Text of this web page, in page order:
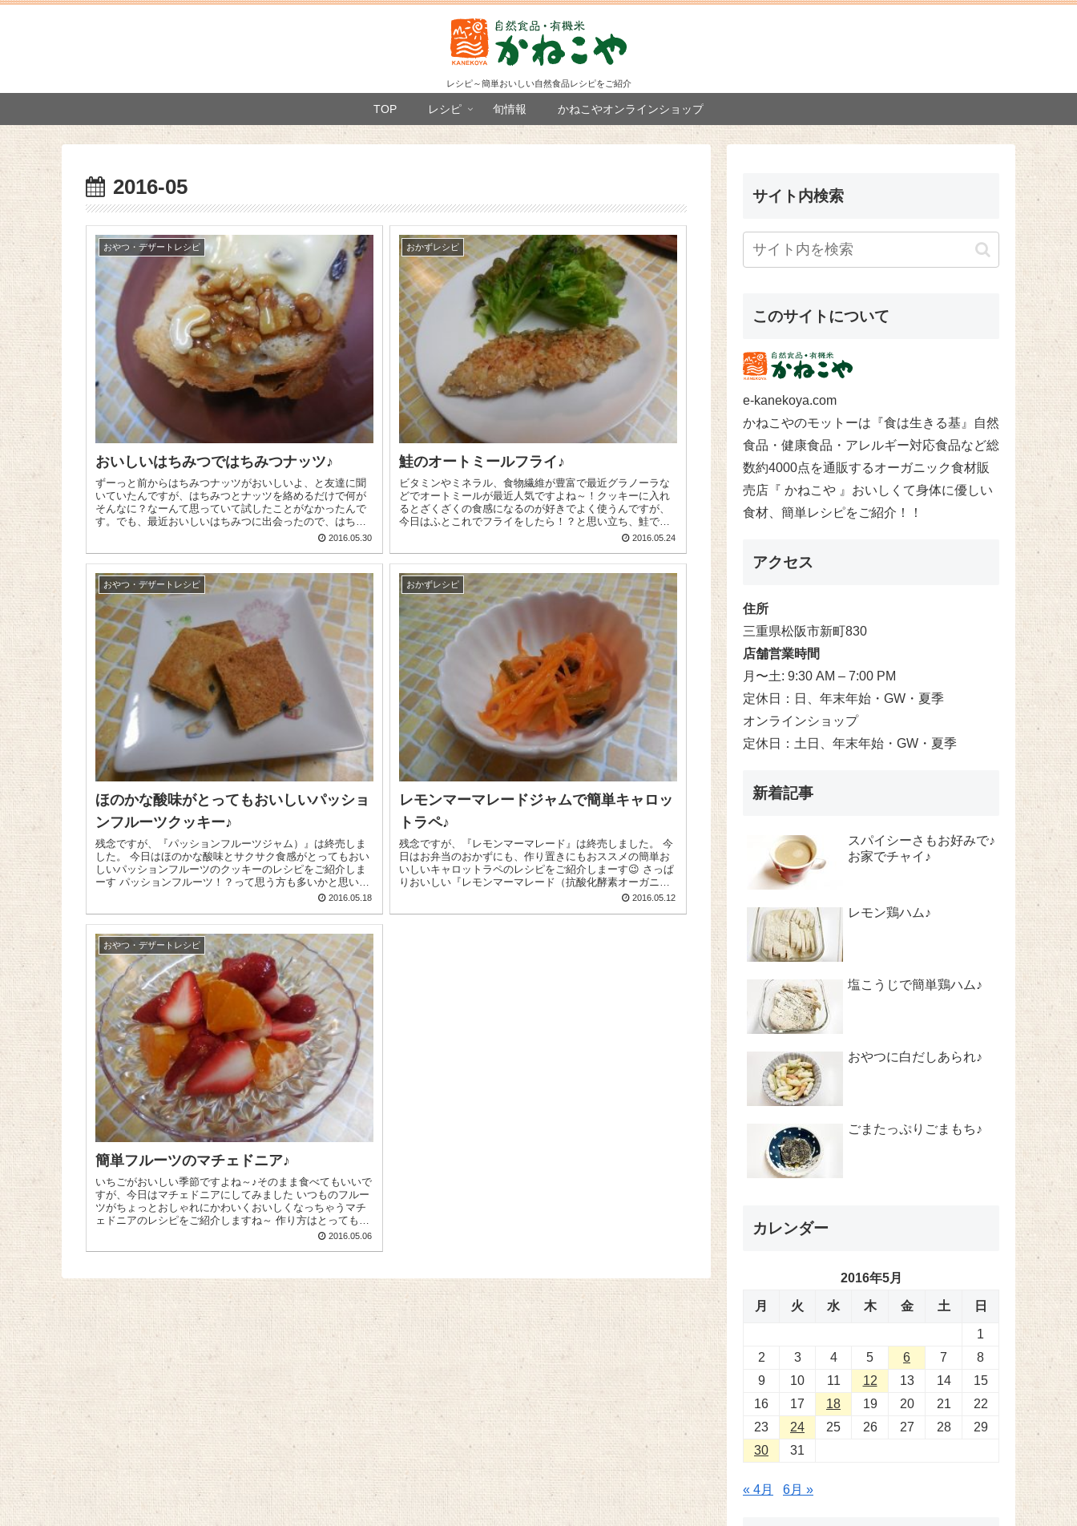
レシピ～簡単おいしい自然食品レシピをご紹介
TOP レシピ 旬情報 かねこやオンラインショップ
2016-05
おやつ・デザートレシピ
おいしいはちみつではちみつナッツ♪
ずーっと前からはちみつナッツがおいしいよ、と友達に聞
いていたんですが、はちみつとナッツを絡めるだけで何が
そんなに？なーんて思っていて試したことがなかったんで
す。でも、最近おいしいはちみつに出会ったので、はちみ
2016.05.30
おかずレシピ
鮭のオートミールフライ♪
ビタミンやミネラル、食物繊維が豊富で最近グラノーラな
どでオートミールが最近人気ですよね～！クッキーに入れ
るとざくざくの食感になるのが好きでよく使うんですが、
今日はふとこれでフライをしたら！？と思い立ち、鮭でオ
2016.05.24
おやつ・デザートレシピ
ほのかな酸味がとってもおいしいパッショ
ンフルーツクッキー♪
残念ですが、『パッションフルーツジャム）』は終売しま
した。 今日はほのかな酸味とサクサク食感がとってもおい
しいパッションフルーツのクッキーのレシピをご紹介しま
ーす パッションフルーツ！？って思う方も多いかと思いま
2016.05.18
おかずレシピ
レモンマーマレードジャムで簡単キャロッ
トラペ♪
残念ですが、『レモンマーマレード』は終売しました。 今
日はお弁当のおかずにも、作り置きにもおススメの簡単お
いしいキャロットラペのレシピをご紹介しまーす😉 さっぱ
りおいしい『レモンマーマレード（抗酸化酵素オーガニッ
2016.05.12
おやつ・デザートレシピ
簡単フルーツのマチェドニア♪
いちごがおいしい季節ですよね～♪そのまま食べてもいいで
すが、今日はマチェドニアにしてみました いつものフルー
ツがちょっとおしゃれにかわいくおいしくなっちゃうマチ
ェドニアのレシピをご紹介しますね～ 作り方はとっても簡
2016.05.06
サイト内検索
このサイトについて
e-kanekoya.com
かねこやのモットーは『食は生きる基』自然
食品・健康食品・アレルギー対応食品など総
数約4000点を通販するオーガニック食材販
売店『 かねこや 』おいしくて身体に優しい
食材、簡単レシピをご紹介！！
アクセス
住所
三重県松阪市新町830
店舗営業時間
月〜土: 9:30 AM – 7:00 PM
定休日：日、年末年始・GW・夏季
オンラインショップ
定休日：土日、年末年始・GW・夏季
新着記事
スパイシーさもお好みで♪
お家でチャイ♪
レモン鶏ハム♪
塩こうじで簡単鶏ハム♪
おやつに白だしあられ♪
ごまたっぷりごまもち♪
カレンダー
2016年5月
月 火 水 木 金 土 日
1
2
3 4 5 6 7
8
9
10 11 12 13 14
15
16
17 18 19 20 21
22
23
24 25 26 27 28
29
30
31
« 4月 6月 »